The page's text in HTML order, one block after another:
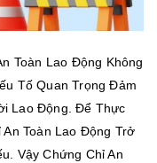
Toàn Lao Động Không
Tố Quan Trọng Đảm
Lao Động. Để Thực
Toàn Lao Động Trở
Vậy Chứng Chỉ An